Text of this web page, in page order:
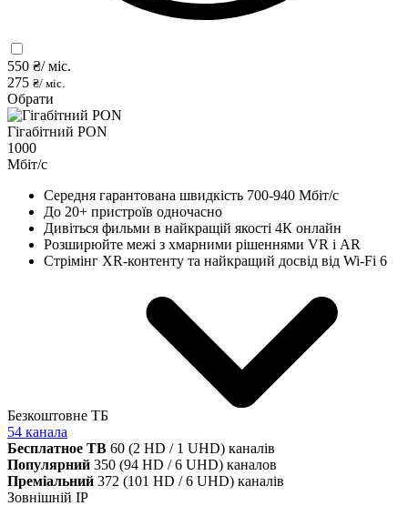
550 ₴/ міс.
275 ₴/ міс.
Обрати
Гігабітний PON
1000
Мбіт/с
Середня гарантована швидкість 700-940 Мбіт/с
До 20+ пристроїв одночасно
Дивіться фильми в найкращій якості 4К онлайн
Розширюйте межі з хмарними рішеннями VR і AR
Стрімінг XR-контенту та найкращий досвід від Wi-Fi 6
Безкоштовне ТБ
54 канала
Бесплатное ТВ 60 (2 HD / 1 UHD) каналів
Популярний 350 (94 HD / 6 UHD) каналов
Преміальний 372 (101 HD / 6 UHD) каналів
Зовнішній IP